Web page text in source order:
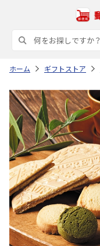
ホーム ギフトストア